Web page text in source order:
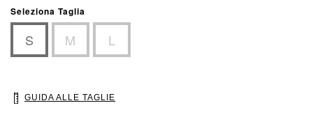
Seleziona Taglia
S M L
GUIDA ALLE TAGLIE